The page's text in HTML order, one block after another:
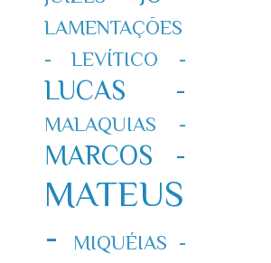
LAMENTAÇÕES
-
LEVÍTICO -
LUCAS -
MALAQUIAS -
MARCOS -
MATEUS
-
MIQUÉIAS -